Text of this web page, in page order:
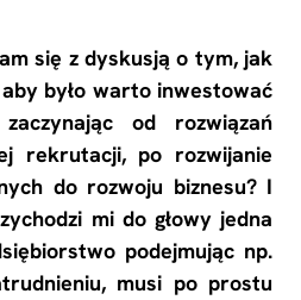
się z dyskusją o tym, jak
było warto inwestować
od rozwiązań
rekrutacji, po rozwijanie
do rozwoju biznesu? I
mi do głowy jedna
podejmując np.
musi po prostu